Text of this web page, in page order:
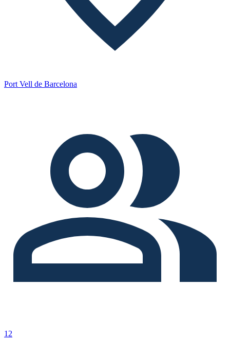
Port Vell de Barcelona
12